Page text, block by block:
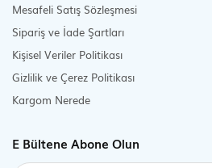
Mesafeli Satış Sözleşmesi
Sipariş ve İade Şartları
Kişisel Veriler Politikası
Gizlilik ve Çerez Politikası
Kargom Nerede
E Bültene Abone Olun